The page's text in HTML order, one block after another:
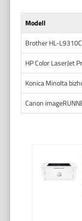
Modell
Brother HL-
HP Color LaserJet
Konica Minolta
Canon